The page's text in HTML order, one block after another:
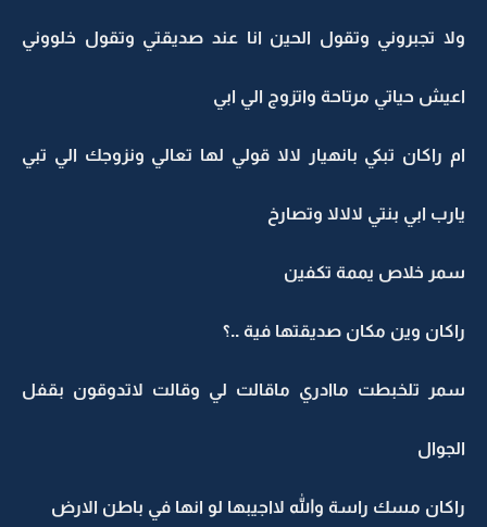
ولا تجبروني وتقول الحين انا عند صديقتي وتقول خلووني
اعيش حياتي مرتاحة واتزوج الي ابي
ام راكان تبكي بانهيار لالا قولي لها تعالي ونزوجك الي تبي
يارب ابي بنتي لالالا وتصارخ
سمر خلاص يممة تكفين
راكان وين مكان صديقتها فية ..؟
سمر تلخبطت ماادري ماقالت لي وقالت لاتدوقون بقفل
الجوال
راكان مسك راسة والله لااجيبها لو انها في باطن الارض